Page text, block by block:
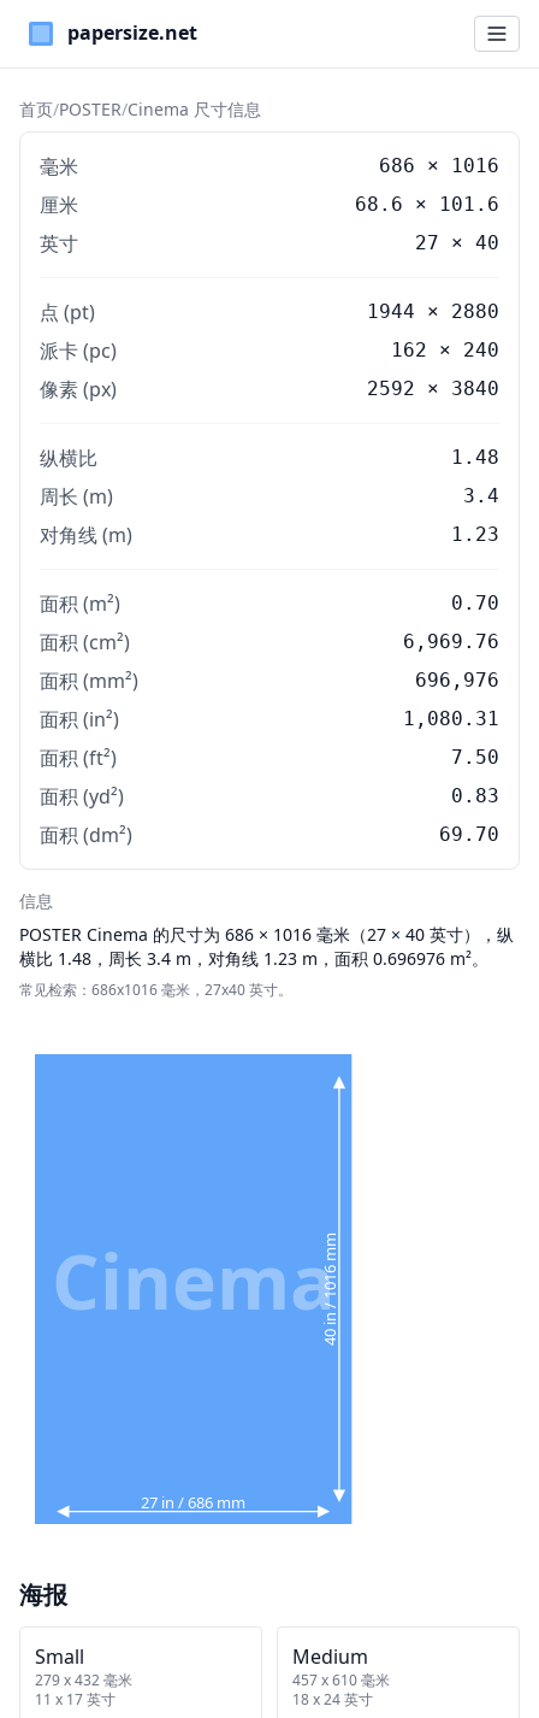
Paper Sizes
首页/POSTER/Cinema 尺寸信息
毫米 686 × 1016
厘米 68.6 × 101.6
英寸 27 × 40
点 (pt) 1944 × 2880
派卡 (pc) 162 × 240
像素 (px) 2592 × 3840
纵横比 1.48
周长 (m) 3.4
对角线 (m) 1.23
面积 (m²) 0.70
面积 (cm²) 6,969.76
面积 (mm²) 696,976
面积 (in²) 1,080.31
面积 (ft²) 7.50
面积 (yd²) 0.83
面积 (dm²) 69.70
信息
POSTER Cinema 的尺寸为 686 × 1016 毫米（27 × 40 英寸），纵
横比 1.48，周长 3.4 m，对角线 1.23 m，面积 0.696976 m²。
常见检索：686x1016 毫米，27x40 英寸。
27 in / 686 mm
40 in / 1016 mm
Cinema
海报
Small
279 x 432 毫米
11 x 17 英寸
Medium
457 x 610 毫米
18 x 24 英寸